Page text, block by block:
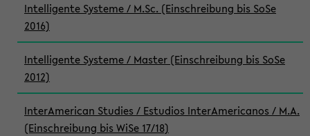
Intelligente Systeme / M.Sc. (Einschreibung bis SoSe
2016)
Intelligente Systeme / Master (Einschreibung bis SoSe
2012)
InterAmerican Studies / Estudios InterAmericanos / M.A.
(Einschreibung bis WiSe 17/18)